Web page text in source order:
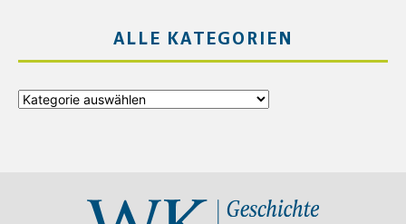
ALLE KATEGORIEN
Alle